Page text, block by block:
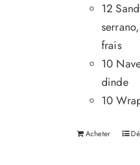
12
frais
10
dinde
10 W
Acheter